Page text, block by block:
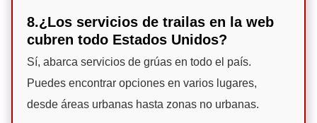
8.¿Los servicios de trailas en la web
cubren todo Estados Unidos?
Sí, abarca servicios de grúas en todo el país.
Puedes encontrar opciones en varios lugares,
desde áreas urbanas hasta zonas no urbanas.